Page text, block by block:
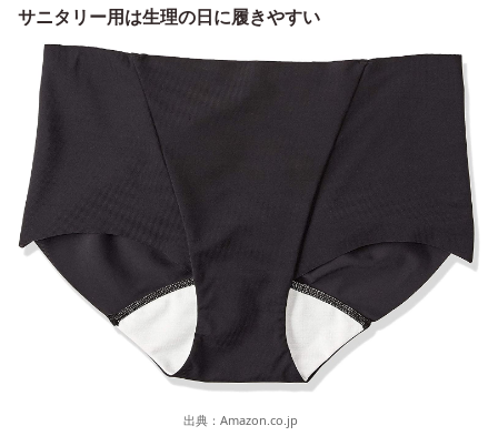
サニタリー用は生理の日に履きやすい
出典： Amazon.co.jp